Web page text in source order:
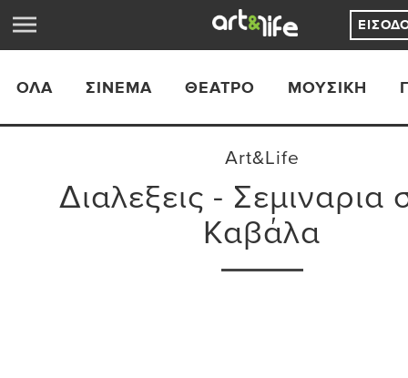
ΟΛΑ ΣΙΝΕΜΆ ΘΈΑΤΡΟ ΜΟΥΣΙΚΉ
Art&Life
Διαλεξεις - Σεμιναρια
Καβάλα